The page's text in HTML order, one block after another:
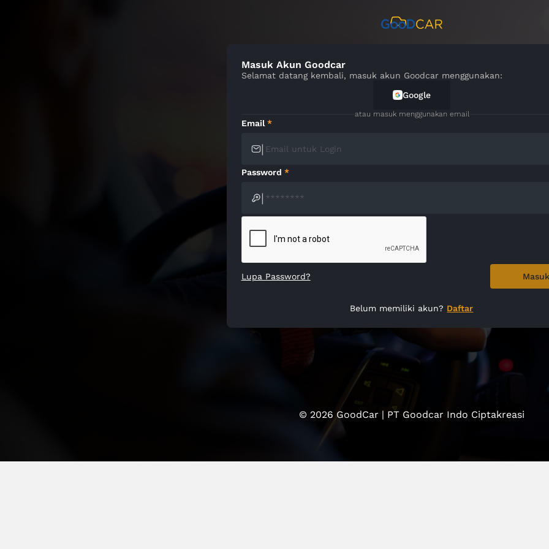
Masuk Akun Goodcar
Selamat datang kembali, masuk akun Goodcar menggunakan:
Google
atau masuk menggunakan email
Email*
|
Password *
|
Lupa Password?
Belum memiliki akun? Daftar
© 2026 GoodCar | PT Goodcar Indo Ciptakreasi